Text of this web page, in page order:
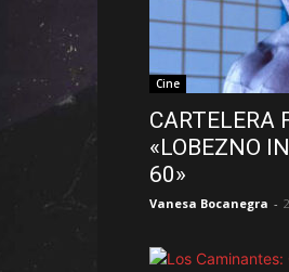
Cine
CARTELERA
«LOBEZNO
60»
Vanesa Bocanegra -